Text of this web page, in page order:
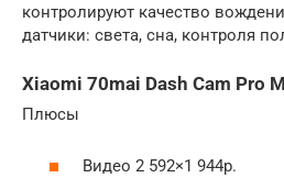
контролируют качество
датчики: света, сна, контроля
Xiaomi 70mai Dash Cam Pro
Плюсы
Видео 2 592×1 944p.